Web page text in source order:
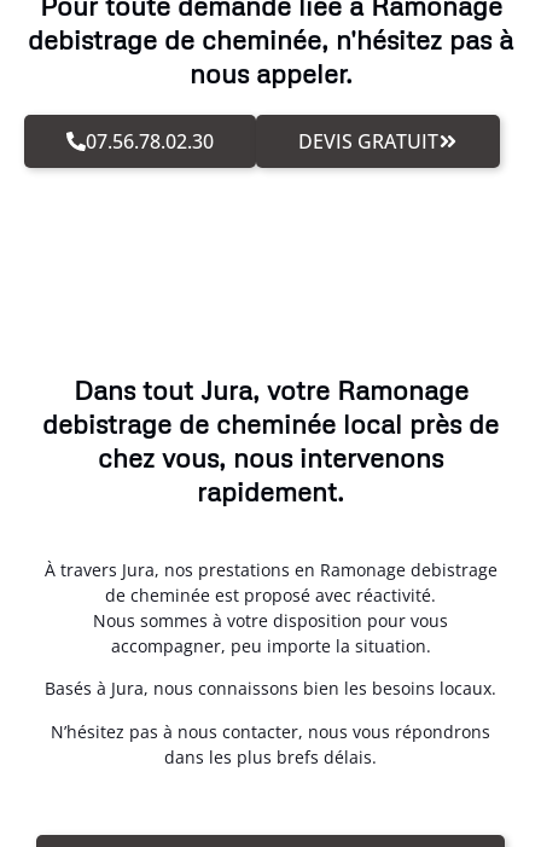
debistrage de cheminée, n'hésitez pas à
nous appeler.
07.56.78.02.30 DEVIS GRATUIT
Dans tout Jura, votre Ramonage
debistrage de cheminée local près de
chez vous, nous intervenons
rapidement.
À travers Jura, nos prestations en Ramonage debistrage
de cheminée est proposé avec réactivité.
Nous sommes à votre disposition pour vous
accompagner, peu importe la situation.
Basés à Jura, nous connaissons bien les besoins locaux.
N’hésitez pas à nous contacter, nous vous répondrons
dans les plus brefs délais.